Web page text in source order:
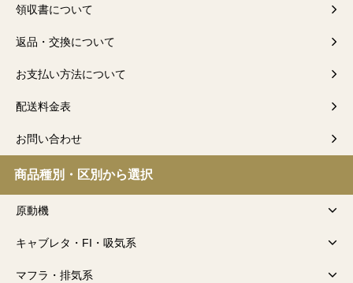
領収書について
返品・交換について
お支払い方法について
配送料金表
お問い合わせ
商品種別・区別から選択
原動機
キャブレタ・FI・吸気系
マフラ・排気系